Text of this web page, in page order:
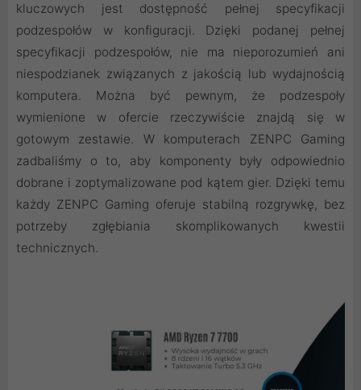
kluczowych jest dostępność pełnej specyfikacji
podzespołów w konfiguracji. Dzięki podanej pełnej
specyfikacji podzespołów, nie ma nieporozumień ani
niespodzianek związanych z jakością lub wydajnością
komputera. Można być pewnym, że podzespoły
wymienione w ofercie rzeczywiście znajdą się w
gotowym zestawie. W komputerach ZENPC Gaming
zadbaliśmy o to, aby komponenty były odpowiednio
dobrane i zoptymalizowane pod kątem gier. Dzięki temu
każdy ZENPC Gaming oferuje stabilną rozgrywkę, bez
potrzeby zgłębiania skomplikowanych kwestii
technicznych.